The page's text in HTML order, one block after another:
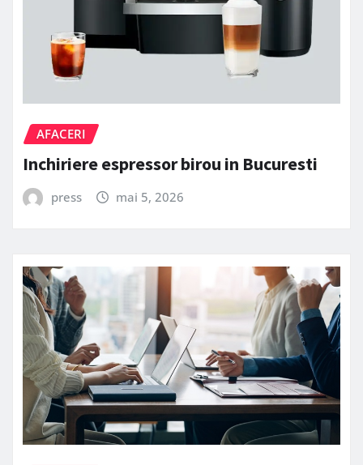
AFACERI
Inchiriere espressor birou in Bucuresti
press mai 5, 2026